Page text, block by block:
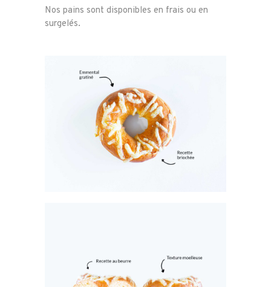
Nos pains sont disponibles en frais ou en
surgelés.